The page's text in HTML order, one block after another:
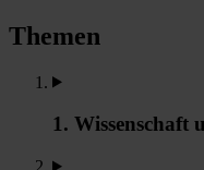
Themen
1. Wissenschaft